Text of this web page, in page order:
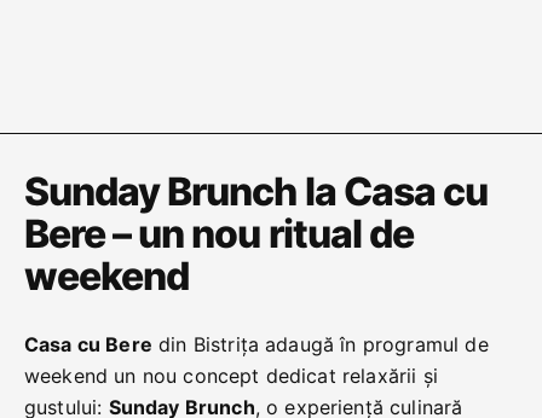
Sunday Brunch la Casa cu
Bere – un nou ritual de
weekend
Casa cu Bere din Bistrița adaugă în programul de
weekend un nou concept dedicat relaxării și
gustului: Sunday Brunch, o experiență culinară